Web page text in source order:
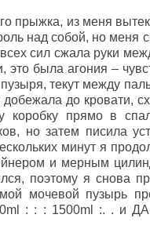
прыжка, из меня
над собой, но меня
сил сжала руки
была агония –
текут между
до кровати,
коробку прямо в
но затем писила
минут я
и мерным
поэтому я снова
мочевой пузырь
: : : 1500ml :. . и